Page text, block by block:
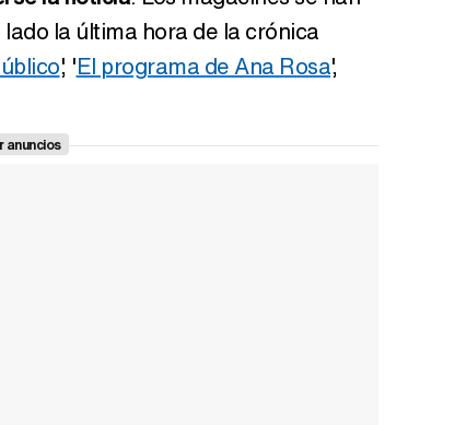
la última hora de la crónica
', 'El programa de Ana Rosa',
anuncios